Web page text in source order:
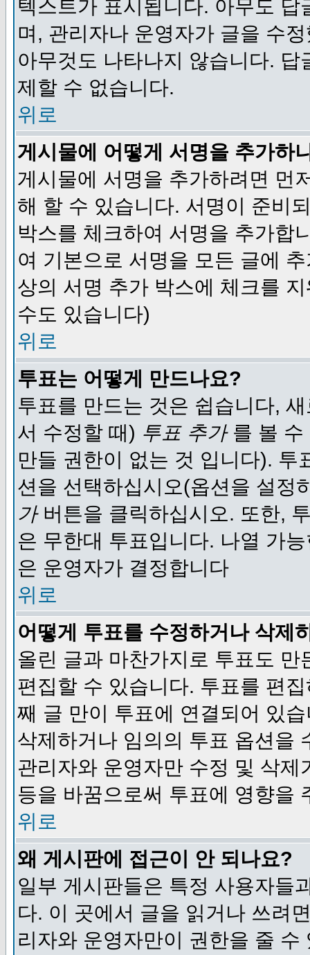
텍스트가 표시됩니다. 아무도
며, 관리자나 운영자가 글을 수
아무것도 나타나지 않습니다.
제할 수 없습니다.
위로
게시물에 어떻게 서명을 추가하
게시물에 서명을 추가하려면 먼
해 할 수 있습니다. 서명이 준비
박스를 체크하여 서명을 추가합
여 기본으로 서명을 모든 글에
상의 서명 추가 박스에 체크를
수도 있습니다)
위로
투표는 어떻게 만드나요?
투표를 만드는 것은 쉽습니다,
서 수정할 때) 투표 추가를 볼 수
만들 권한이 없는 것 입니다).
션을 선택하십시오(옵션을 설정
가버튼을 클릭하십시오. 또한,
은 무한대 투표입니다. 나열 가
은 운영자가 결정합니다
위로
어떻게 투표를 수정하거나 삭제
올린 글과 마찬가지로 투표도
편집할 수 있습니다. 투표를 편
째 글 만이 투표에 연결되어 있
삭제하거나 임의의 투표 옵션을
관리자와 운영자만 수정 및 삭
등을 바꿈으로써 투표에 영향을
위로
왜 게시판에 접근이 안 되나요?
일부 게시판들은 특정 사용자들
다. 이 곳에서 글을 읽거나 쓰려
리자와 운영자만이 권한을 줄